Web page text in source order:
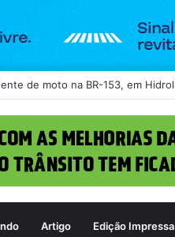
bloqueio de ligações legítimas
Artigo Edição Impressa